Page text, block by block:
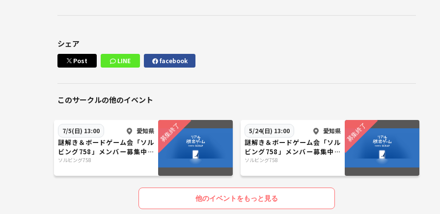
シェア
Post LINE facebook
このサークルの他のイベント
7/5(日) 13:00 愛知県
謎解き＆ボードゲーム会「ソル
ビング758」メンバー募集中、
今回は「リアル脱出ゲームとボ
ソルビング758
5/24(日) 13:00 愛知県
謎解き＆ボードゲーム会「ソル
ビング758」メンバー募集中、
今回は「リアル脱出ゲームとボ
ソルビング758
他のイベントをもっと見る